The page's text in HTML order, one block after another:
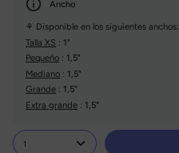
Ancho
⚘ Disponible en los siguientes anchos:
Talla XS : 1"
Pequeño : 1,5"
Mediano : 1,5"
Grande : 1,5"
Extra grande : 1,5"
1